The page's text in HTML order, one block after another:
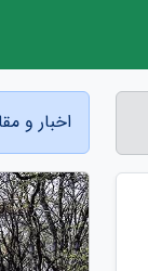
اخبار و